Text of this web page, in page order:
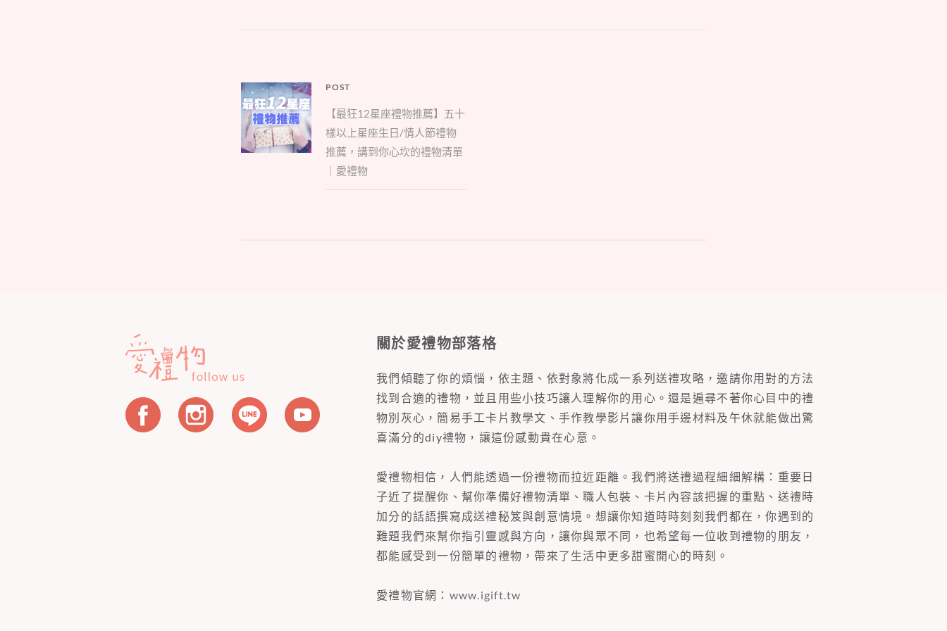
文
章
導
覽
POST
Parent
post:
【最狂12星座禮物推薦】五十
樣以上星座生日/情人節禮物
推薦，講到你心坎的禮物清單
｜愛禮物
關於愛禮物部落格
我們傾聽了你的煩惱，依主題、依對象將化成一系列送禮攻略，邀請你用對的方法
找到合適的禮物，並且用些小技巧讓人理解你的用心。還是遍尋不著你心目中的禮
物別灰心，簡易手工卡片教學文、手作教學影片讓你用手邊材料及午休就能做出驚
喜滿分的diy禮物，讓這份感動貴在心意。
愛禮物相信，人們能透過一份禮物而拉近距離。我們將送禮過程細細解構：重要日
子近了提醒你、幫你準備好禮物清單、職人包裝、卡片內容該把握的重點、送禮時
加分的話語撰寫成送禮秘笈與創意情境。想讓你知道時時刻刻我們都在，你遇到的
難題我們來幫你指引靈感與方向，讓你與眾不同，也希望每一位收到禮物的朋友，
都能感受到一份簡單的禮物，帶來了生活中更多甜蜜開心的時刻。
愛禮物官網： www.igift.tw